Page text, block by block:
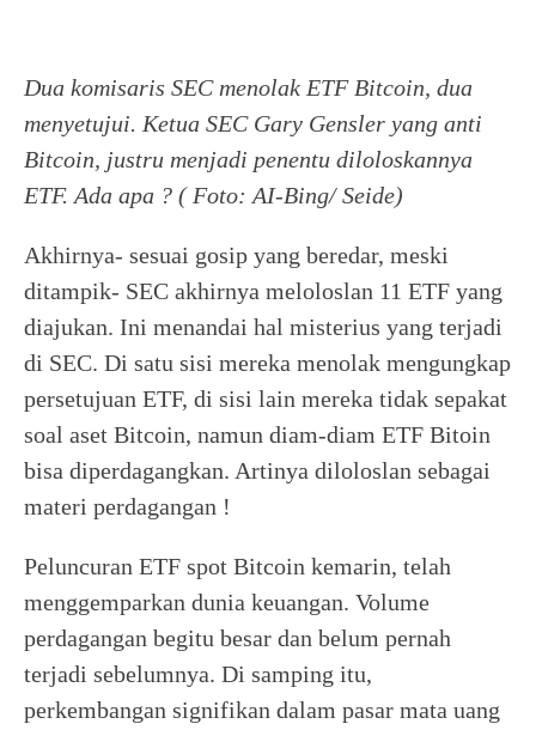
Dua komisaris SEC menolak ETF Bitcoin, dua
menyetujui. Ketua SEC Gary Gensler yang anti
Bitcoin, justru menjadi penentu diloloskannya
ETF. Ada apa ? ( Foto: AI-Bing/ Seide)
Akhirnya- sesuai gosip yang beredar, meski
ditampik- SEC akhirnya meloloslan 11 ETF yang
diajukan. Ini menandai hal misterius yang terjadi
di SEC. Di satu sisi mereka menolak mengungkap
persetujuan ETF, di sisi lain mereka tidak sepakat
soal aset Bitcoin, namun diam-diam ETF Bitoin
bisa diperdagangkan. Artinya diloloslan sebagai
materi perdagangan !
Peluncuran ETF spot Bitcoin kemarin, telah
menggemparkan dunia keuangan. Volume
perdagangan begitu besar dan belum pernah
terjadi sebelumnya. Di samping itu,
perkembangan signifikan dalam pasar mata uang